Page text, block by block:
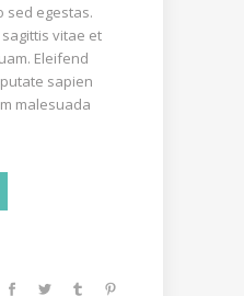
sed egestas.
vitae et
Eleifend
sapien
malesuada